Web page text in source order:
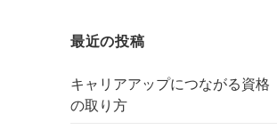
最近の投稿
キャリアアップにつながる資格
の取り方